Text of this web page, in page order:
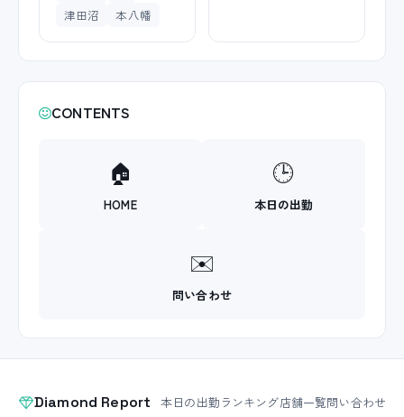
津田沼
本八幡
CONTENTS
🏠
HOME
🕒
本日の出勤
✉️
問い合わせ
Diamond Report 本日の出勤ランキング店舗一覧問い合わせ